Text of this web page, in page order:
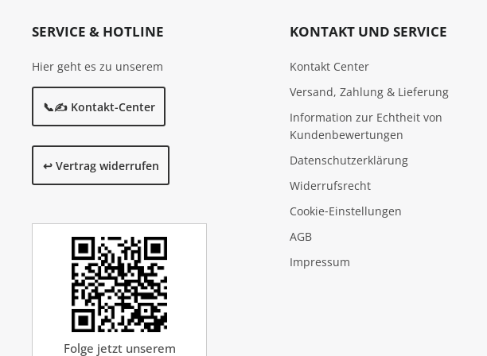
SERVICE & HOTLINE
Hier geht es zu unserem
📞✍️ Kontakt-Center
↩️ Vertrag widerrufen
Folge jetzt unserem
KONTAKT UND SERVICE
Kontakt Center
Versand, Zahlung & Lieferung
Information zur Echtheit von
Kundenbewertungen
Datenschutzerklärung
Widerrufsrecht
Cookie‑Einstellungen
AGB
Impressum